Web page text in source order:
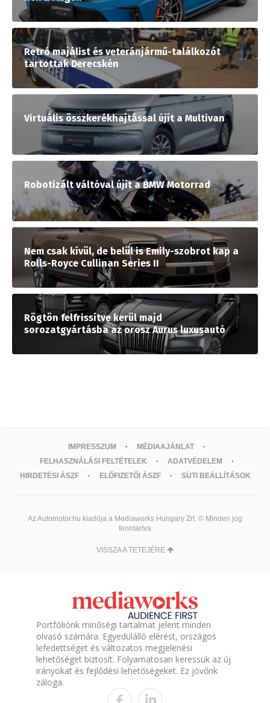
Retró majálist és veteránjármű-találkozót
tartottak Derecskén
Virtuális összkerékhajtással újít a Multivan
Robotizált váltóval újít a BMW Motorrad
Nem csak kívül, de belül is Emily-szobrot kap a
Rolls-Royce Cullinan Series II
Rögtön felfrissítve kerül majd
sorozatgyártásba az orosz Aurus luxusautó
IMPRESSZUM
MÉDIAAJÁNLAT
FELHASZNÁLÁSI FELTÉTELEK
ADATVÉDELEM
HIRDETÉSI ÁSZF
ELŐFIZETŐI ÁSZF SÜTI BEÁLLÍTÁSOK
Az Automotor.hu kiadója a Mediaworks Hungary Zrt. © Minden jog
fenntartva
VISSZA A TETEJÉRE
Portfóliónk minőségi tartalmat jelent minden
olvasó számára. Egyedülálló elérést, országos
lefedettséget és változatos megjelenési
lehetőséget biztosít. Folyamatosan keressük az új
irányokat és fejlődési lehetőségeket. Ez jövőnk
záloga.